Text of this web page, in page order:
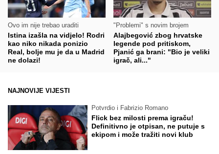
Ovo im nije trebao uraditi
Istina izašla na vidjelo! Rodri
kao niko nikada ponizio
Real, bolje mu je da u Madrid
ne dolazi!
"Problemi" s novim brojem
Alajbegović zbog hrvatske
legende pod pritiskom,
Pjanić ga brani: "Bio je veliki
igrač, ali..."
NAJNOVIJE VIJESTI
Potvrdio i Fabrizio Romano
Flick bez milosti prema igraču!
Definitivno je otpisan, ne putuje s
ekipom i može tražiti novi klub